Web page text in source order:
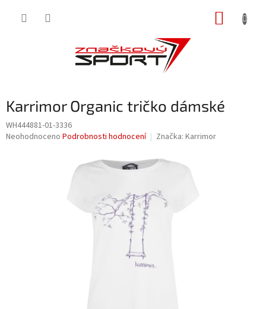
Karrimor Organic tričko dámské
WH444881-01-3336
Průměrné
Neohodnoceno Podrobnosti hodnocení Značka: Karrimor